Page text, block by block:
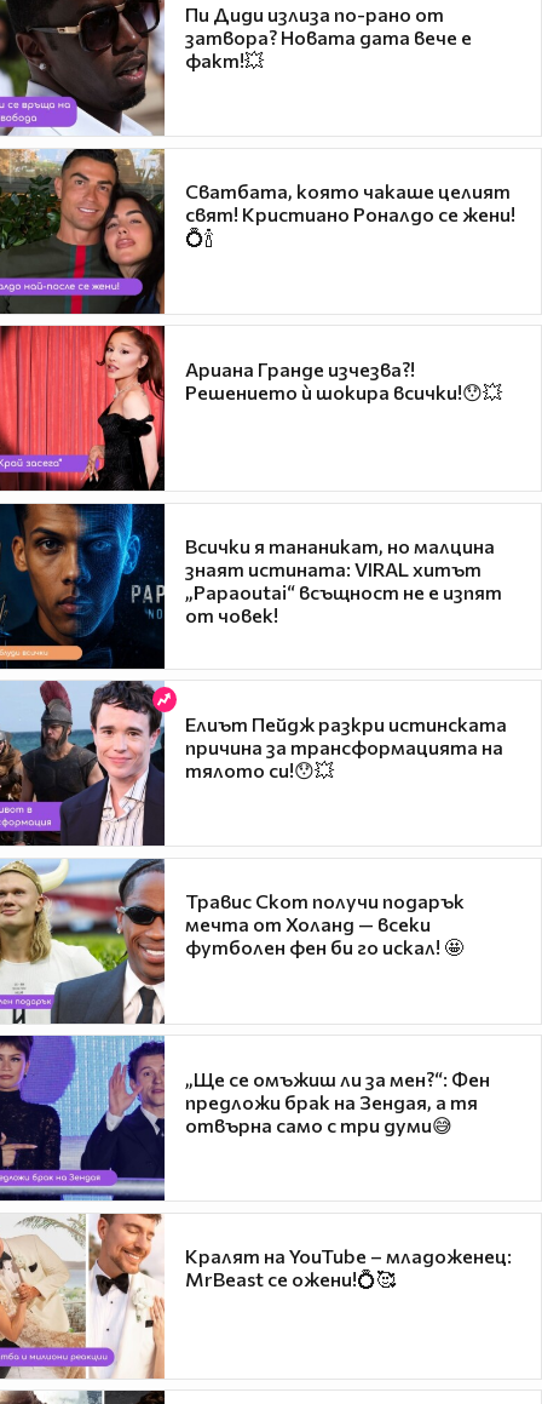
Пи Диди излиза по-рано от
затвора? Новата дата вече е
факт!💥
Сватбата, която чакаше целият
свят! Кристиано Роналдо се жени!
💍🍾
Ариана Гранде изчезва?!
Решението ѝ шокира всички!😯💥
Всички я тананикат, но малцина
знаят истината: VIRAL хитът
„Papaoutai“ всъщност не е изпят
от човек!
Елиът Пейдж разкри истинската
причина за трансформацията на
тялото си!😯💥
Травис Скот получи подарък
мечта от Холанд — всеки
футболен фен би го искал! 🤩
„Ще се омъжиш ли за мен?“: Фен
предложи брак на Зендая, а тя
отвърна само с три думи😅
Кралят на YouTube – младоженец:
MrBeast се ожени!💍🥰